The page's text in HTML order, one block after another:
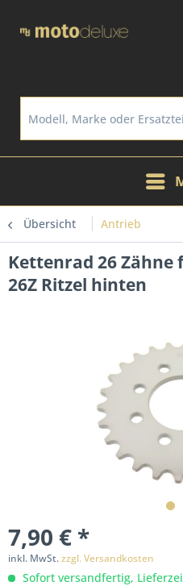
Übersicht Antrieb
Kettenrad 26 Zähne
26Z Ritzel hinten
7,90 € *
inkl. MwSt.zzgl. Versandkosten
Sofort versandfertig,